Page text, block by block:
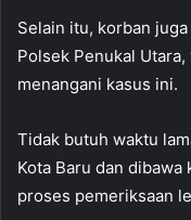
Selain itu, korban
Polsek Penukal
menangani kasus ini.
Tidak butuh waktu
Kota Baru dan
proses pemeriksaan